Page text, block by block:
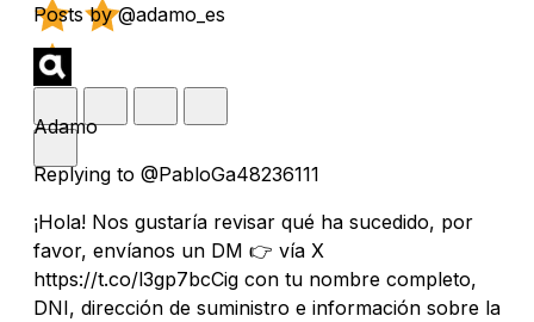
Posts by @adamo_es
Adamo
Replying to @PabloGa48236111
¡Hola! Nos gustaría revisar qué ha sucedido, por
favor, envíanos un DM 👉 vía X
https://t.co/l3gp7bcCig con tu nombre completo,
DNI, dirección de suministro e información sobre la